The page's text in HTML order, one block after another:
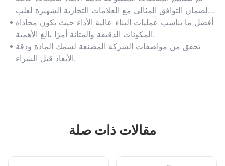
لضمان التوافق المثالي مع العلامات التجارية الشهيرة لعلب
أفضل ما يناسب عمليات البناء عالية الأداء حيث يكون محاذاة
المكونات الدقيقة والمتانة أمرًا بالغ الأهمية.
تحقق من مواصفات الشركة المصنعة لسمك المادة ودقة
الأبعاد قبل الشراء.
مقالات ذات صلة